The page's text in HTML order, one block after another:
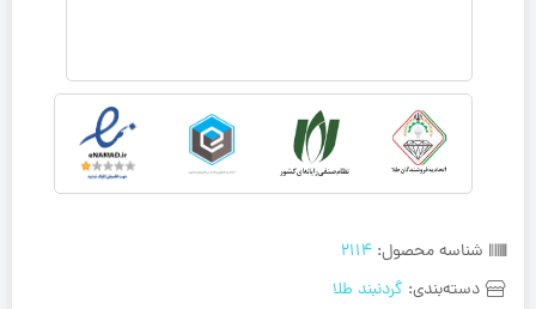
شناسه محصول: 2114
دسته‌بندی: گردنبند طلا